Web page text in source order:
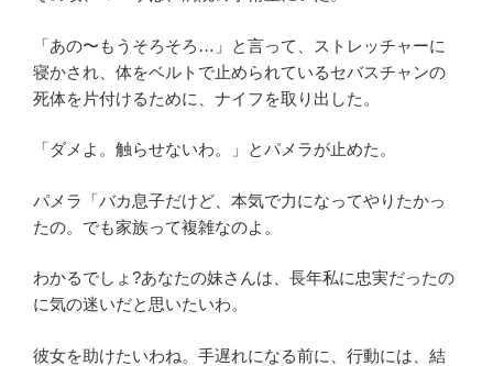
「あの〜もうそろそろ…」と言って、ストレッチャーに
寝かされ、体をベルトで止められているセバスチャンの
死体を片付けるために、ナイフを取り出した。
「ダメよ。触らせないわ。」とパメラが止めた。
パメラ「バカ息子だけど、本気で力になってやりたかっ
たの。でも家族って複雑なのよ。
わかるでしょ?あなたの妹さんは、長年私に忠実だったの
に気の迷いだと思いたいわ。
彼女を助けたいわね。手遅れになる前に、行動には、結